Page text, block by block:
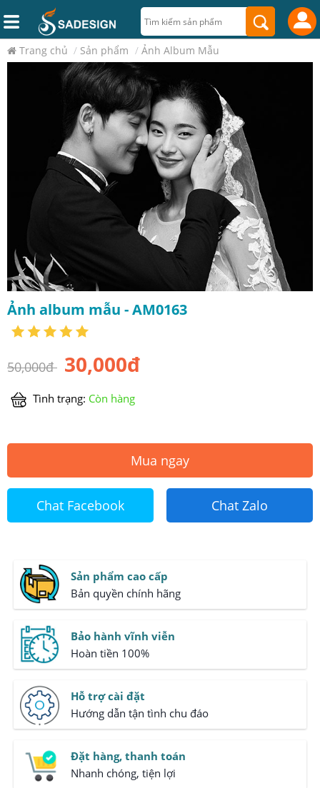
Trang chủ / Sản phẩm / Ảnh Album Mẫu
Ảnh album mẫu - AM0163
50,000đ 30,000đ
Tình trạng: Còn hàng
Mua ngay
Chat Facebook Chat Zalo
Sản phẩm cao cấp
Bản quyền chính hãng
Bảo hành vĩnh viễn
Hoàn tiền 100%
Hỗ trợ cài đặt
Hướng dẫn tận tình chu đáo
Đặt hàng, thanh toán
Nhanh chóng, tiện lợi